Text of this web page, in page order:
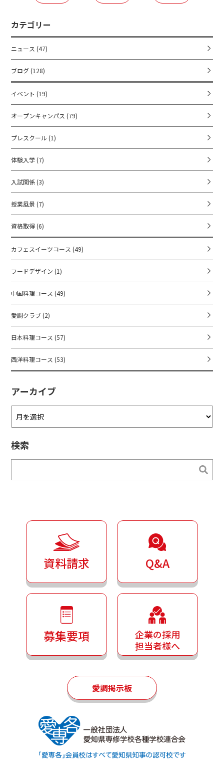
カテゴリー
ニュース (47)
ブログ (128)
イベント (19)
オープンキャンパス (79)
プレスクール (1)
体験入学 (7)
入試関係 (3)
授業風景 (7)
資格取得 (6)
カフェスイーツコース (49)
フードデザイン (1)
中国料理コース (49)
愛調クラブ (2)
日本料理コース (57)
西洋料理コース (53)
アーカイブ
ー
イ
検索
検索
資料請求 Q&A
募集要項
企業の採用
担当者様へ
愛調掲示板